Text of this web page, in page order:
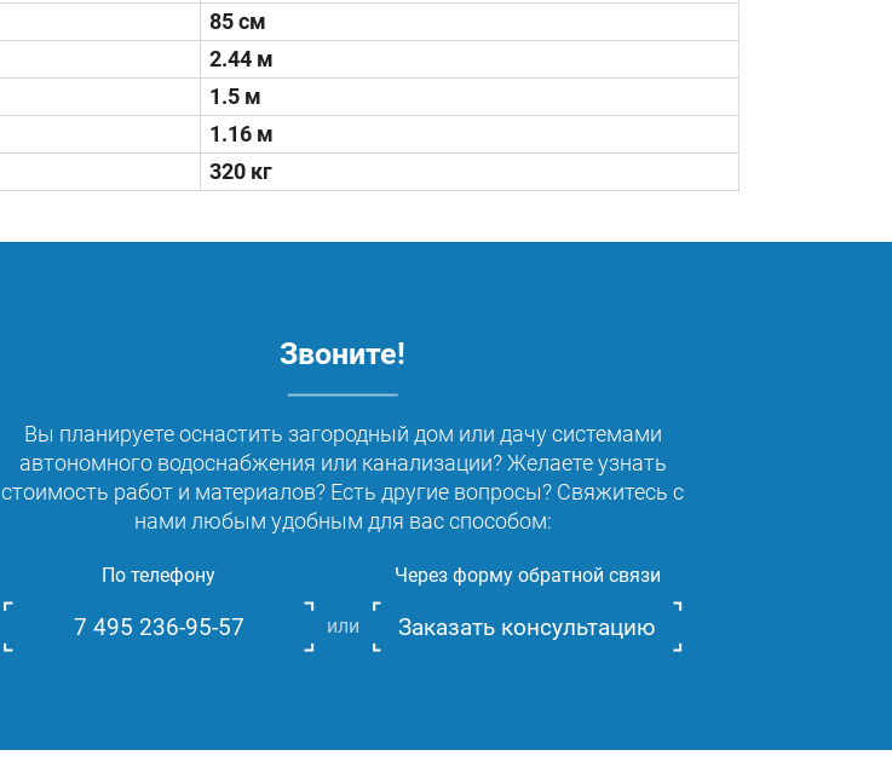
85 см
2.44 м
1.5 м
1.16 м
320 кг
Звоните!
Вы планируете оснастить загородный дом или дачу системами
автономного водоснабжения или канализации? Желаете узнать
стоимость работ и материалов? Есть другие вопросы? Свяжитесь с
нами любым удобным для вас способом:
По телефону
7 495 236-95-57 или
Через форму обратной связи
Заказать консультацию